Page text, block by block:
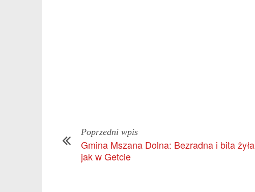
Poprzedni wpis
Gmina Mszana Dolna: Bezradna i bita żyła
jak w Getcie